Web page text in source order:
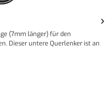
(7mm länger) für den
Dieser untere Querlenker ist an